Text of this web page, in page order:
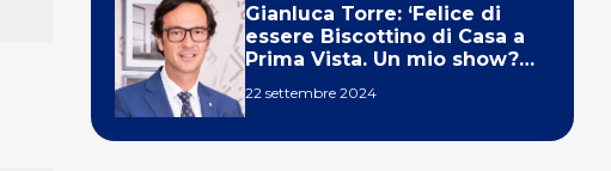
Gianluca Torre: ‘Felice di
essere Biscottino di Casa a
Prima Vista. Un mio show?
22 settembre 2024